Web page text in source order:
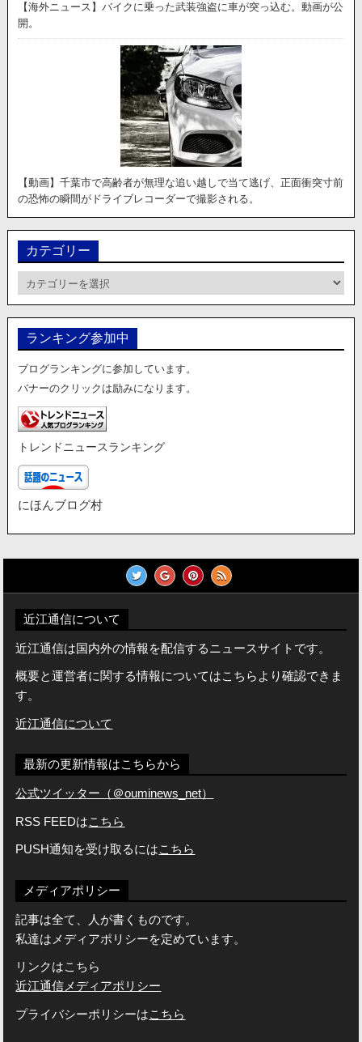
【海外ニュース】バイクに乗った武装強盗に車が突っ込む。動画が公
開。
【動画】千葉市で高齢者が無理な追い越しで当て逃げ、正面衝突寸前
の恐怖の瞬間がドライブレコーダーで撮影される。
カテゴリー
テ
リ
ランキング参加中
ブログランキングに参加しています。
バナーのクリックは励みになります。
トレンドニュースランキング
にほんブログ村
近江通信について
近江通信は国内外の情報を配信するニュースサイトです。
概要と運営者に関する情報についてはこちらより確認できま
す。
近江通信について
最新の更新情報はこちらから
公式ツイッター（＠ouminews_net）
RSS FEEDはこちら
PUSH通知を受け取るにはこちら
メディアポリシー
記事は全て、人が書くものです。
私達はメディアポリシーを定めています。
リンクはこちら
近江通信メディアポリシー
プライバシーポリシーはこちら